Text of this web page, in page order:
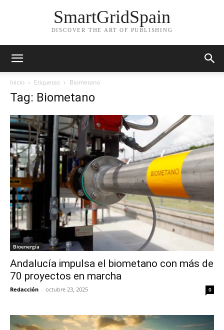
SmartGridSpain
DISCOVER THE ART OF PUBLISHING
Inicio Etiquetas Biometano
Tag: Biometano
Bioenergía
Andalucía impulsa el biometano con más de
70 proyectos en marcha
Redacción - octubre 23, 2025 0